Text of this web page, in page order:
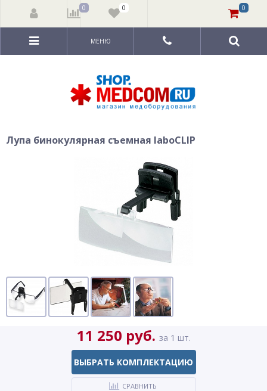
МЕНЮ
Лупа бинокулярная съемная laboCLIP
11 250 руб. за 1 шт.
ВЫБРАТЬ КОМПЛЕКТАЦИЮ
СРАВНИТЬ
0 0 0